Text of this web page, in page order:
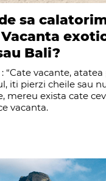
sa
Vacanta
Bali?
“Cate vacante,
iti pierzi cheile sau
mereu exista cate
vacanta.